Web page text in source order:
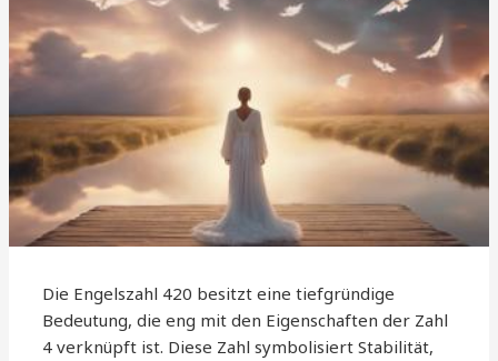
Die Engelszahl 420 besitzt eine tiefgründige
Bedeutung, die eng mit den Eigenschaften der Zahl
4 verknüpft ist. Diese Zahl symbolisiert Stabilität,